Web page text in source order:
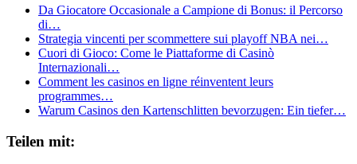
Da Giocatore Occasionale a Campione di Bonus: il Percorso
di…
Strategia vincenti per scommettere sui playoff NBA nei…
Cuori di Gioco: Come le Piattaforme di Casinò
Internazionali…
Comment les casinos en ligne réinventent leurs
programmes…
Warum Casinos den Kartenschlitten bevorzugen: Ein tiefer…
Teilen mit: